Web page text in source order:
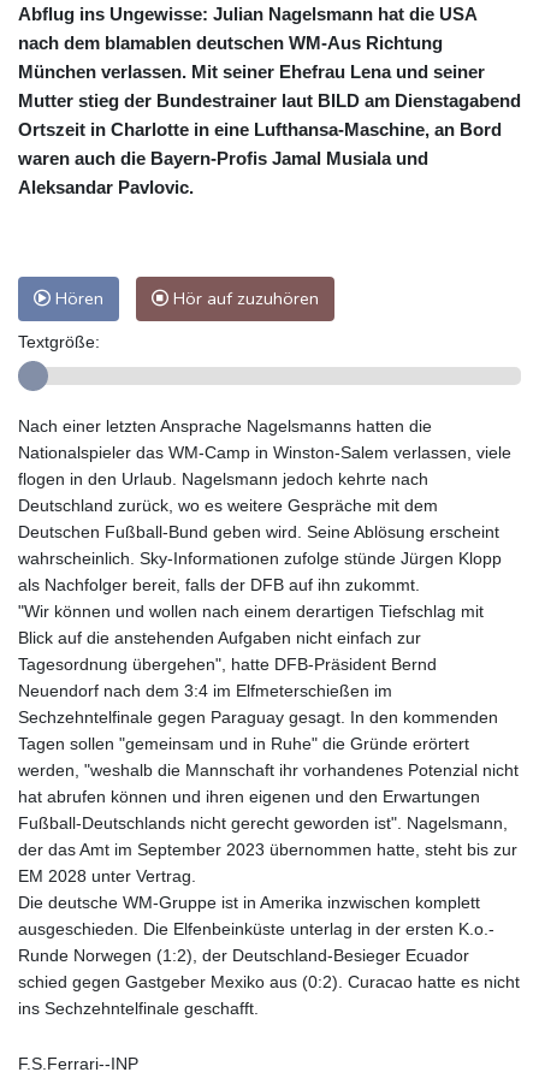
Abflug ins Ungewisse: Julian Nagelsmann hat die USA
nach dem blamablen deutschen WM-Aus Richtung
München verlassen. Mit seiner Ehefrau Lena und seiner
Mutter stieg der Bundestrainer laut BILD am Dienstagabend
Ortszeit in Charlotte in eine Lufthansa-Maschine, an Bord
waren auch die Bayern-Profis Jamal Musiala und
Aleksandar Pavlovic.
Hören Hör auf zuzuhören
Textgröße:
Nach einer letzten Ansprache Nagelsmanns hatten die
Nationalspieler das WM-Camp in Winston-Salem verlassen, viele
flogen in den Urlaub. Nagelsmann jedoch kehrte nach
Deutschland zurück, wo es weitere Gespräche mit dem
Deutschen Fußball-Bund geben wird. Seine Ablösung erscheint
wahrscheinlich. Sky-Informationen zufolge stünde Jürgen Klopp
als Nachfolger bereit, falls der DFB auf ihn zukommt.
"Wir können und wollen nach einem derartigen Tiefschlag mit
Blick auf die anstehenden Aufgaben nicht einfach zur
Tagesordnung übergehen", hatte DFB-Präsident Bernd
Neuendorf nach dem 3:4 im Elfmeterschießen im
Sechzehntelfinale gegen Paraguay gesagt. In den kommenden
Tagen sollen "gemeinsam und in Ruhe" die Gründe erörtert
werden, "weshalb die Mannschaft ihr vorhandenes Potenzial nicht
hat abrufen können und ihren eigenen und den Erwartungen
Fußball-Deutschlands nicht gerecht geworden ist". Nagelsmann,
der das Amt im September 2023 übernommen hatte, steht bis zur
EM 2028 unter Vertrag.
Die deutsche WM-Gruppe ist in Amerika inzwischen komplett
ausgeschieden. Die Elfenbeinküste unterlag in der ersten K.o.-
Runde Norwegen (1:2), der Deutschland-Besieger Ecuador
schied gegen Gastgeber Mexiko aus (0:2). Curacao hatte es nicht
ins Sechzehntelfinale geschafft.
F.S.Ferrari--INP